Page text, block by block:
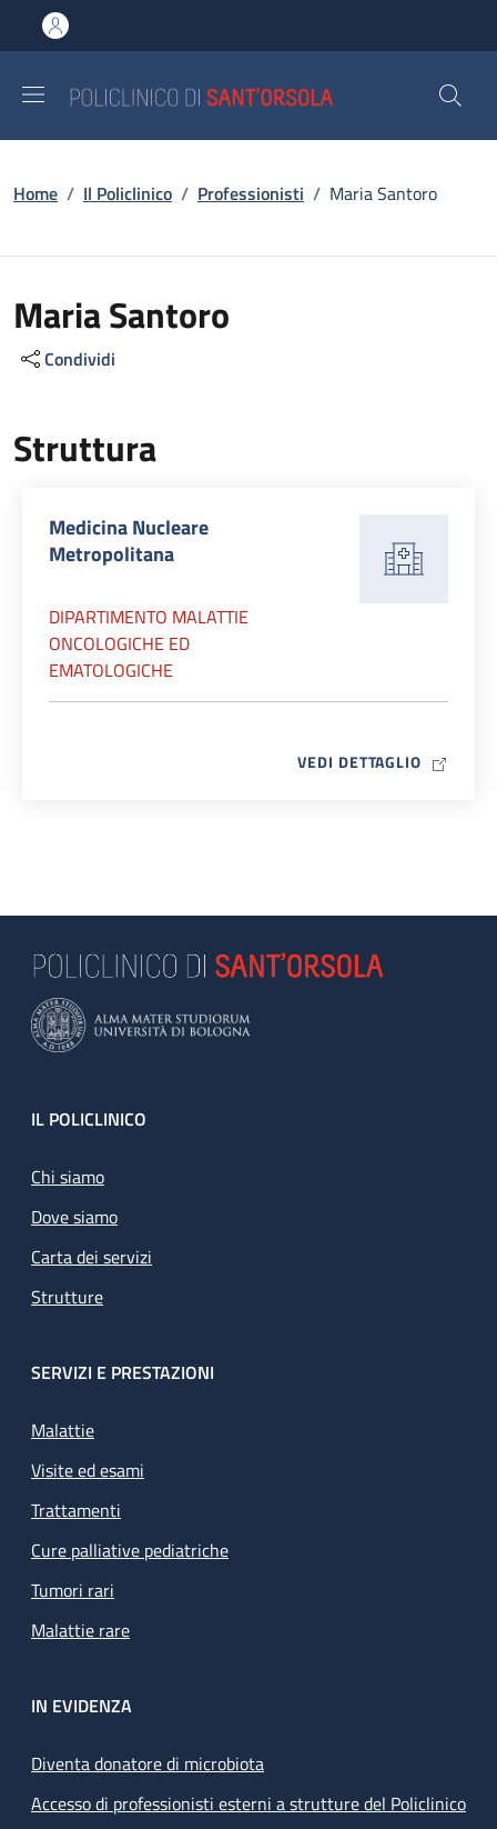
al contenuto principale
to footer content
Briciole di pane
Home / Il Policlinico / Professionisti / Maria Santoro
Maria Santoro
Condividi
Struttura
Medicina Nucleare
Metropolitana
DIPARTIMENTO MALATTIE
ONCOLOGICHE ED
EMATOLOGICHE
VEDI DETTAGLIO MAP ICON
Footer
IL POLICLINICO
Chi siamo
Dove siamo
Carta dei servizi
Strutture
SERVIZI E PRESTAZIONI
Malattie
Visite ed esami
Trattamenti
Cure palliative pediatriche
Tumori rari
Malattie rare
IN EVIDENZA
Diventa donatore di microbiota
Accesso di professionisti esterni a strutture del Policlinico